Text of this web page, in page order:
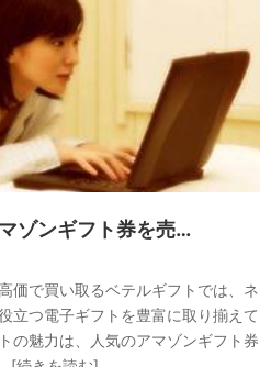
ゾンギフト券を売…
価で買い取るベテルギフトでは、ネ
立つ電子ギフトを豊富に取り揃えて
の魅力は、人気のアマゾンギフト券